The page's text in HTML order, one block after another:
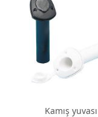
Kamış yuvası